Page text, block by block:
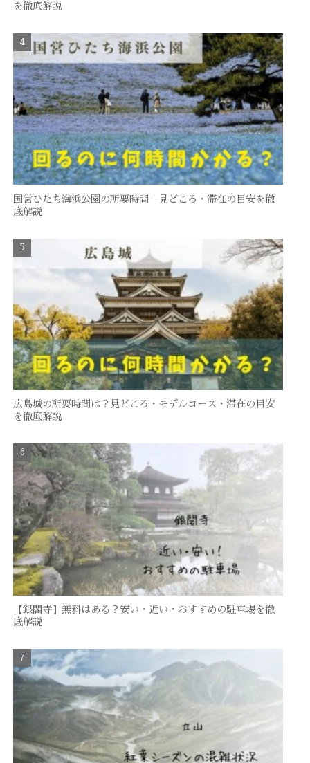
を徹底解説
国営ひたち海浜公園の所要時間｜見どころ・滞在の目安を徹
底解説
広島城の所要時間は？見どころ・モデルコース・滞在の目安
を徹底解説
【銀閣寺】無料はある？安い・近い・おすすめの駐車場を徹
底解説